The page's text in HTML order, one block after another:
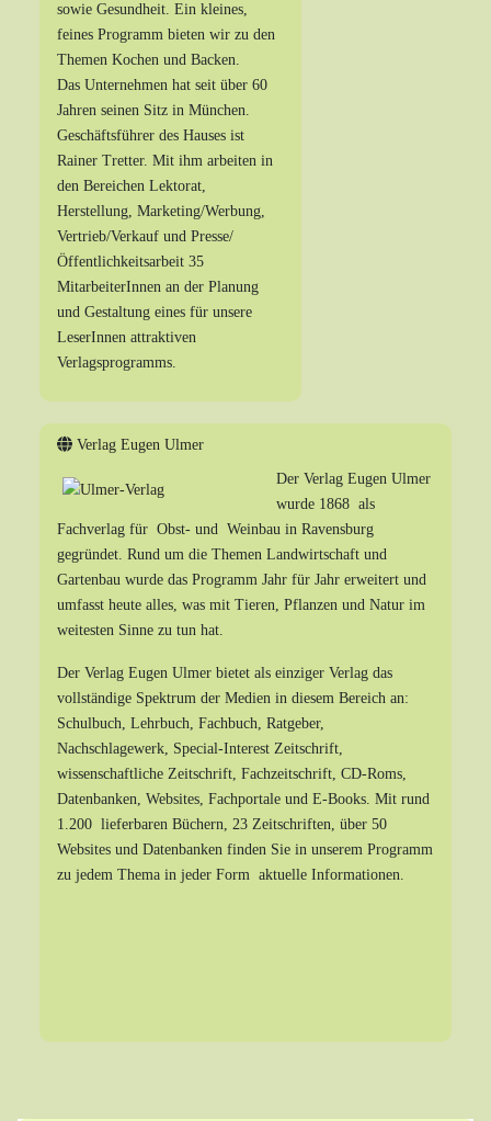
sowie Gesundheit. Ein kleines,
feines Programm bieten wir zu den
Themen Kochen und Backen.
Das Unternehmen hat seit über 60
Jahren seinen Sitz in München.
Geschäftsführer des Hauses ist
Rainer Tretter. Mit ihm arbeiten in
den Bereichen Lektorat,
Herstellung, Marketing/Werbung,
Vertrieb/Verkauf und Presse/
Öffentlichkeitsarbeit 35
MitarbeiterInnen an der Planung
und Gestaltung eines für unsere
LeserInnen attraktiven
Verlagsprogramms.
Verlag Eugen Ulmer
Der Verlag Eugen Ulmer
wurde 1868 als
Fachverlag für Obst- und Weinbau in Ravensburg
gegründet. Rund um die Themen Landwirtschaft und
Gartenbau wurde das Programm Jahr für Jahr erweitert und
umfasst heute alles, was mit Tieren, Pflanzen und Natur im
weitesten Sinne zu tun hat.
Der Verlag Eugen Ulmer bietet als einziger Verlag das
vollständige Spektrum der Medien in diesem Bereich an:
Schulbuch, Lehrbuch, Fachbuch, Ratgeber,
Nachschlagewerk, Special-Interest Zeitschrift,
wissenschaftliche Zeitschrift, Fachzeitschrift, CD-Roms,
Datenbanken, Websites, Fachportale und E-Books. Mit rund
1.200 lieferbaren Büchern, 23 Zeitschriften, über 50
Websites und Datenbanken finden Sie in unserem Programm
zu jedem Thema in jeder Form aktuelle Informationen.